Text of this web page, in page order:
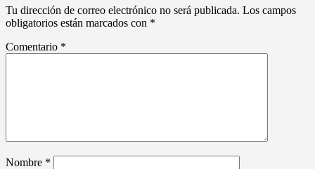
Tu dirección de correo electrónico no será publicada. Los campos
obligatorios están marcados con *
Comentario *
Nombre *